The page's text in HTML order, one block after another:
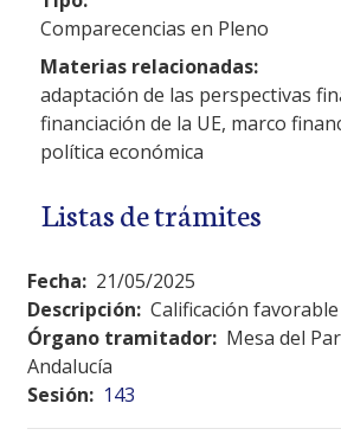
Comparecencias en Pleno
Materias relacionadas:
adaptación de las perspectivas
financiación de la UE, marco
política económica
Listas de trámites
Fecha: 21/05/2025
Descripción: Calificación favorable
Órgano tramitador: Mesa del
Andalucía
Sesión: 143